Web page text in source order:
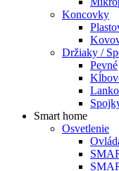
Koncovky
Držiaky /
Pevné
Smart home
Osvetlenie